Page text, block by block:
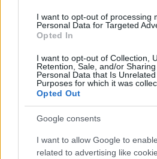
I want to opt-out of processing
Personal Data for Targeted
Opted In
I want to opt-out of Collection,
Retention, Sale, and/or
Personal Data that Is
Purposes for which it was
Opted Out
Google consents
I want to allow Google to
related to advertising like
Beszédében többször
saját és nyilvános kutatások
győzelemre számítanak, az